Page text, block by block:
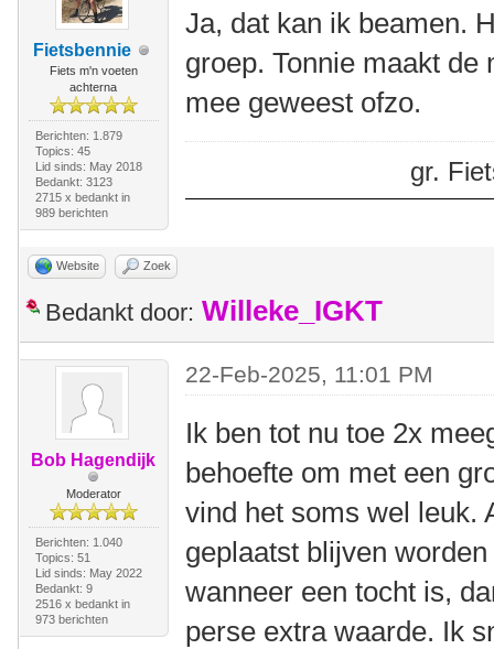
Fietsbennie
Fiets m'n voeten
achterna
Berichten: 1.879
Topics: 45
Lid sinds: May 2018
Bedankt: 3123
2715 x bedankt in
989 berichten
Ja, dat kan ik beamen.
groep. Tonnie maakt
mee geweest ofzo.
gr.
Website Zoek
Bedankt door: Willeke_IGKT
Bob Hagendijk
Moderator
Berichten: 1.040
Topics: 51
Lid sinds: May 2022
Bedankt: 9
2516 x bedankt in
973 berichten
22-Feb-2025, 11:01 PM
Ik ben tot nu toe 2x
behoefte om met een
vind het soms wel leuk.
geplaatst blijven
wanneer een tocht is,
perse extra waarde. Ik